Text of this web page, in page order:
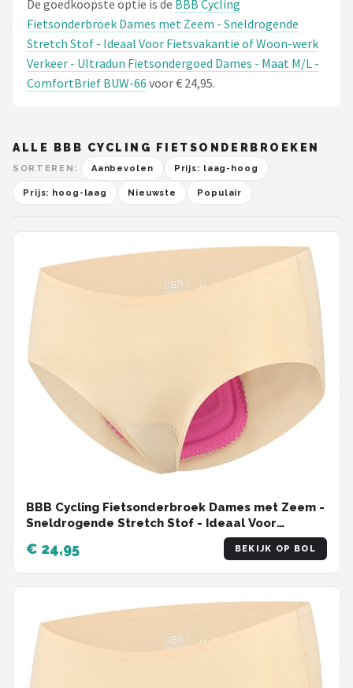
De goedkoopste optie is de BBB Cycling
Fietsonderbroek Dames met Zeem - Sneldrogende
Stretch Stof - Ideaal Voor Fietsvakantie of Woon-werk
Verkeer - Ultradun Fietsondergoed Dames - Maat M/L -
ComfortBrief BUW-66 voor € 24,95.
ALLE BBB CYCLING FIETSONDERBROEKEN
SORTEREN: Aanbevolen Prijs: laag-hoog
Prijs: hoog-laag Nieuwste Populair
BBB Cycling Fietsonderbroek Dames met Zeem -
Sneldrogende Stretch Stof - Ideaal Voor
Fietsvakantie of Woon-werk Verkeer - Ultradun
Fietsondergoed Dames - Maat M/L -
ComfortBrief BUW-66
€ 24,95 BEKIJK OP BOL